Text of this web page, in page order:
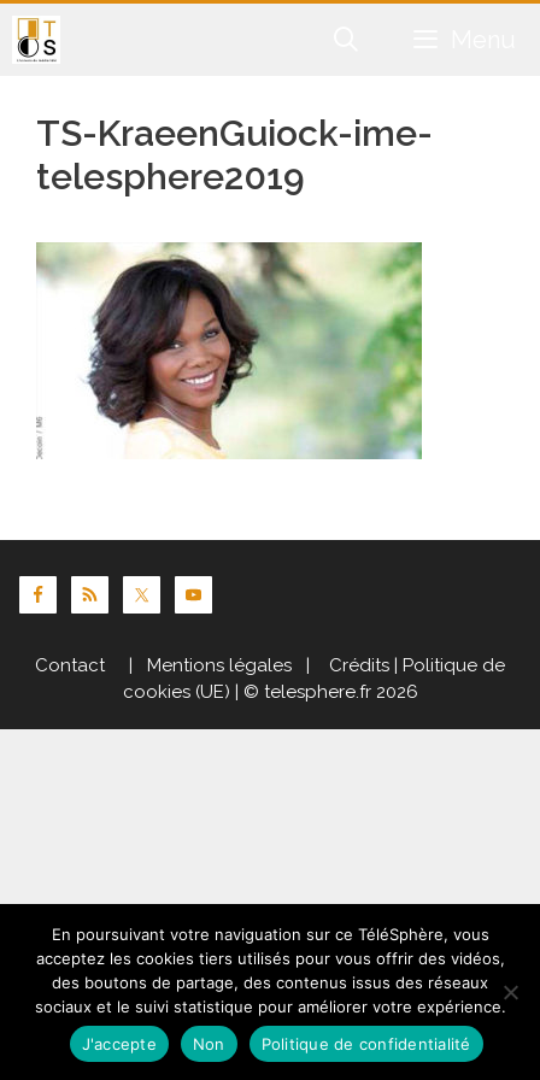
Aller
au
TS-KraeenGuiock-ime-
telesphere2019
Contact| Mentions légales | Crédits | Politique de
cookies (UE) | © telesphere.fr 2026
En poursuivant votre naviguation sur ce TéléSphère, vous
acceptez les cookies tiers utilisés pour vous offrir des vidéos,
des boutons de partage, des contenus issus des réseaux
sociaux et le suivi statistique pour améliorer votre expérience.
J'accepte
Non Politique de confidentialité